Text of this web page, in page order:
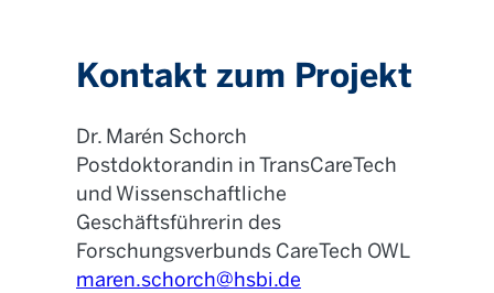
Kontakt zum Projekt
Dr. Marén Schorch
Postdoktorandin in TransCareTech
und Wissenschaftliche
Geschäftsführerin des
Forschungsverbunds CareTech OWL
maren.schorch@hsbi.de